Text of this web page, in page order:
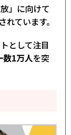
」に向けて
ています。
として注目
数1万人を突